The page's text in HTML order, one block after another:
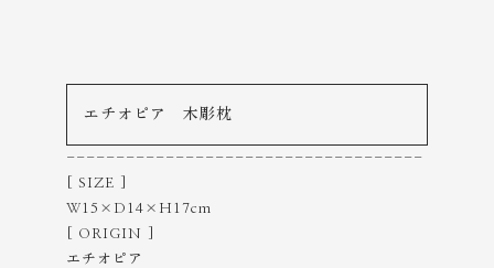
エチオピア 木彫枕
------------------------------------
[ SIZE ]
W15×D14×H17cm
[ ORIGIN ]
エチオピア